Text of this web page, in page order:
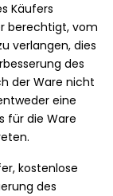
Käufers
berechtigt, vom
verlangen, dies
des
der Ware nicht
eine
für die Ware
kostenlose
des